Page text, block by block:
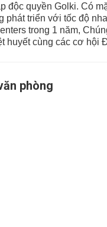
độc quyền Golki. Có
phát triển với tốc độ
trong 1 năm,
huyết cùng các cơ hội
phòng